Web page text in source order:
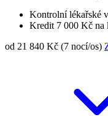
Kontrolní lékařské
Kredit 7 000 Kč na
od 21 840 Kč (7 nocí/os)